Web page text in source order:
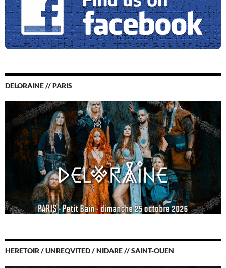
DELORAINE // PARIS
HERETOIR / UNREQVITED / NIDARE // SAINT-OUEN